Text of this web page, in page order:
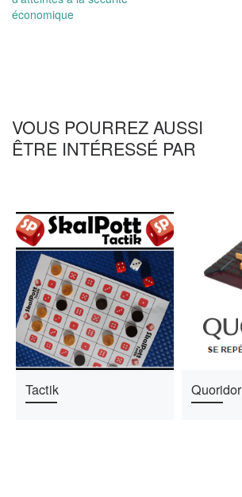
économique
VOUS POURREZ AUSSI
ÊTRE INTÉRESSÉ PAR
Tactik Quoridor